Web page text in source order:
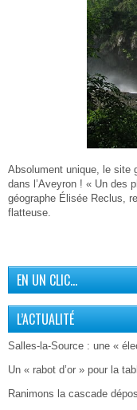
Absolument unique, le site
dans l’Aveyron ! « Un des
géographe Élisée Reclus,
flatteuse.
EN UN CLIC…
L’ACTUALITÉ
Salles-la-Source : une «
Un « rabot d’or » pour la
Ranimons la cascade